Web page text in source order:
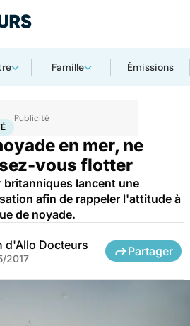
Famille Émissions
et santé
en mer, ne
vous flotter
britanniques lancent une
afin de rappeler l'attitude à
de noyade.
d'Allo Docteurs
2017
Partager